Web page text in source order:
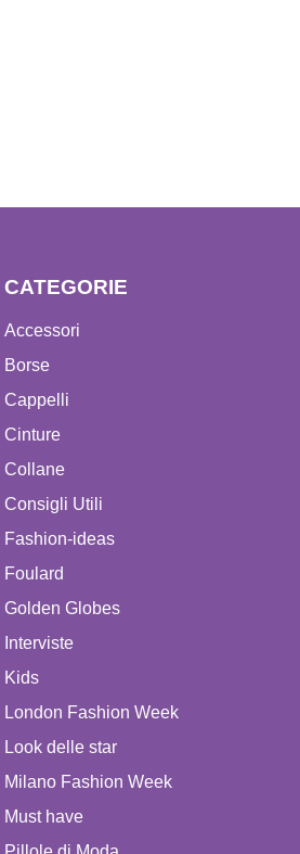
CATEGORIE
Accessori
Borse
Cappelli
Cinture
Collane
Consigli Utili
Fashion-ideas
Foulard
Golden Globes
Interviste
Kids
London Fashion Week
Look delle star
Milano Fashion Week
Must have